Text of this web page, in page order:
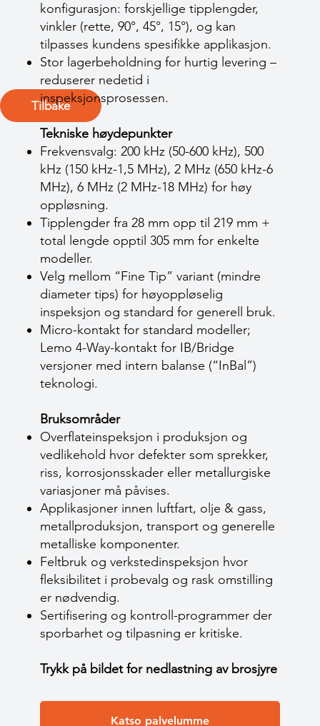
Tilbake
konfigurasjon: forskjellige tipplengder,
vinkler (rette, 90°, 45°, 15°), og kan
tilpasses kundens spesifikke applikasjon.
Stor lagerbeholdning for hurtig levering –
reduserer nedetid i
inspeksjonsprosessen.
Tekniske høydepunkter
Frekvensvalg: 200 kHz (50-600 kHz), 500
kHz (150 kHz-1,5 MHz), 2 MHz (650 kHz-6
MHz), 6 MHz (2 MHz-18 MHz) for høy
oppløsning.
Tipplengder fra 28 mm opp til 219 mm +
total lengde opptil 305 mm for enkelte
modeller.
Velg mellom “Fine Tip” variant (mindre
diameter tips) for høyoppløselig
inspeksjon og standard for generell bruk.
Micro-kontakt for standard modeller;
Lemo 4-Way-kontakt for IB/Bridge
versjoner med intern balanse (“InBal”)
teknologi.
Bruksområder
Overflateinspeksjon i produksjon og
vedlikehold hvor defekter som sprekker,
riss, korrosjonsskader eller metallurgiske
variasjoner må påvises.
Applikasjoner innen luftfart, olje & gass,
metallproduksjon, transport og generelle
metalliske komponenter.
Feltbruk og verksted­inspeksjon hvor
fleksibilitet i probevalg og rask omstilling
er nødvendig.
Sertifisering og kontroll-programmer der
sporbarhet og tilpasning er kritiske.
Trykk på bildet for nedlastning av brosjyre
Katso palvelumme